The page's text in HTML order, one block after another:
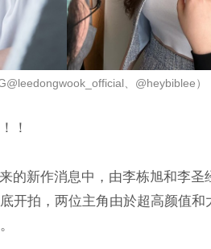
、@heybiblee）
！
的新作消息中，由李栋旭和李圣
开拍，两位主角由於超高颜值和